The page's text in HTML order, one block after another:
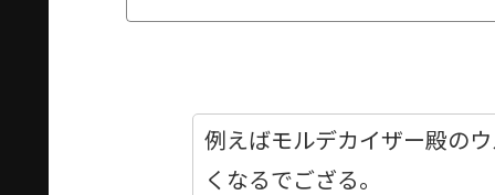
例えばモルデカイザー殿の
くなるでござる。